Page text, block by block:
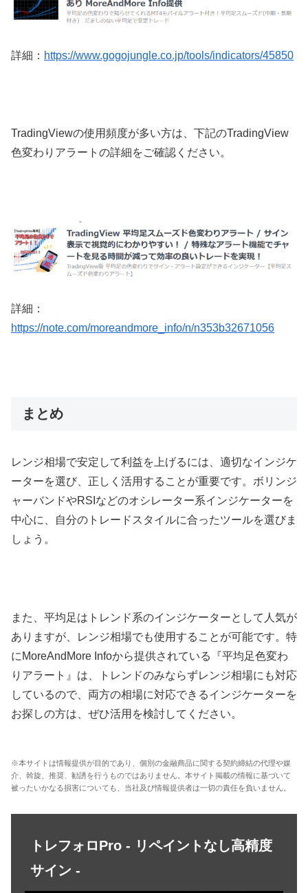
詳細： https://www.gogojungle.co.jp/tools/indicators/45850
TradingViewの使用頻度が多い方は、下記のTradingView
色変わりアラートの詳細をご確認ください。
詳細：
https://note.com/moreandmore_info/n/n353b32671056
まとめ
レンジ相場で安定して利益を上げるには、適切なインジケ
ーターを選び、正しく活用することが重要です。ボリンジ
ャーバンドやRSI などのオシレーター系インジケーターを
中心に、自分のトレードスタイルに合ったツールを選びま
しょう。
また、平均足はトレンド系のインジケーターとして人気が
ありますが、レンジ相場でも使用することが可能です。特
に MoreAndMore Infoから提供されている『平均足色変わ
りアラート』は、トレンドのみならずレンジ相場にも対応
しているので、両方の相場に対応できるインジケーターを
お探しの方は、ぜひ活用を検討してください。
※本サイトは情報提供が目的であり、個別の金融商品に関する契約締結の代理や媒
介、斡旋、推奨、勧誘を行うものではありません。本サイト掲載の情報に基づいて
被ったいかなる損害についても、当社及び情報提供者は一切の責任を負いません。
トレフォロPro - リペイントなし高精度
サイン -